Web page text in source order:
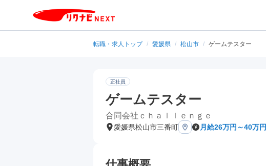
転職・求人トップ / 愛媛県 / 松山市 / ゲームテスター
正社員
ゲームテスター
合同会社ｃｈａｌｌｅｎｇｅ
愛媛県松山市三番町 月給26万円～40万円